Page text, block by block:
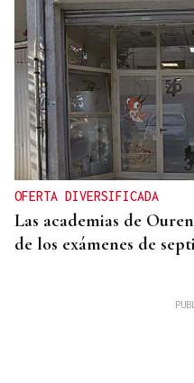
OFERTA DIVERSIFICADA
Las academias de
de los exámenes de